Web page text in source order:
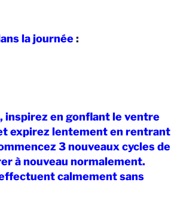
la journée:
inspirez en gonflant le ventre
expirez lentement en rentrant
3 nouveaux cycles de
à nouveau normalement.
calmement sans